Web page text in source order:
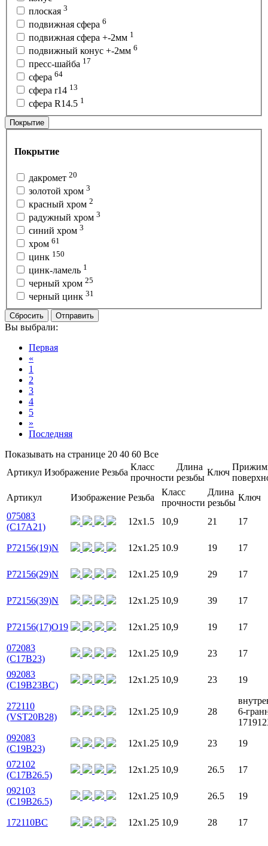
плоская 3
подвижная сфера 6
подвижная сфера +-2мм 1
подвижный конус +-2мм 6
пресс-шайба 17
сфера 64
сфера r14 13
сфера R14.5 1
Покрытие
Покрытие
дакромет 20
золотой хром 3
красный хром 2
радужный хром 3
синий хром 3
хром 61
цинк 150
цинк-ламель 1
черный хром 25
черный цинк 31
Сбросить Отправить
Вы выбрали:
Первая
«
1
2
3
4
5
»
Последняя
Показывать на странице 20 40 60 Все
Артикул Изображение Резьба
Класс
прочности
Длина
резьбы
Ключ
Артикул
Изображение Резьба
Класс
прочности
Длина
резьбы
Ключ
075083
(C17A21)
12x1.5 10,9 21 17
P72156(19)N 12x1.25 10.9 19 17
P72156(29)N 12x1.25 10,9 29 17
P72156(39)N 12x1.25 10,9 39 17
P72156(17)O19 12x1.25 10,9 19 17
072083
(C17B23)
12x1.25 10,9 23 17
092083
(C19B23BC)
12x1.25 10,9 23 19
272110
(VST20B28)
12x1.25 10,9 28
6-
092083
(C19B23)
12x1.25 10,9 23 19
072102
(C17B26.5)
12x1.25 10,9 26.5 17
092103
(C19B26.5)
12x1.25 10,9 26.5 19
172110BC 12x1.25 10,9 28 17